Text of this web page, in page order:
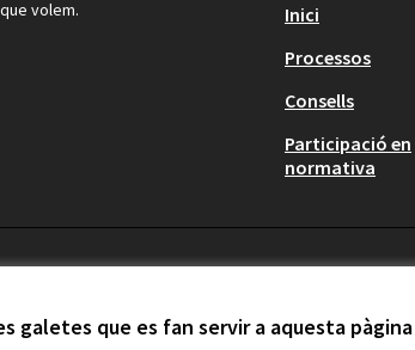
galetes que es fan servir a aquesta
volem.
Inici
Processos
Consells
Participació en
normativa